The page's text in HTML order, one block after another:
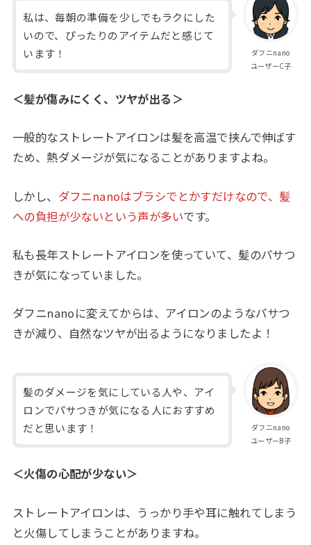
ダフニnano
ユーザーC子
私は、毎朝の準備を少しでもラクにした
いので、ぴったりのアイテムだと感じて
います！
＜髪が傷みにくく、ツヤが出る＞
一般的なストレートアイロンは髪を高温で挟んで伸ばす
ため、熱ダメージが気になることがありますよね。
しかし、 ダフニnanoはブラシでとかすだけなので、髪
への負担が少ないという声が多いです。
私も長年ストレートアイロンを使っていて、髪のパサつ
きが気になっていました。
ダフニnanoに変えてからは、アイロンのようなパサつ
きが減り、自然なツヤが出るようになりましたよ！
ダフニnano
ユーザーB子
髪のダメージを気にしている人や、アイ
ロンでパサつきが気になる人におすすめ
だと思います！
＜火傷の心配が少ない＞
ストレートアイロンは、うっかり手や耳に触れてしまう
と火傷してしまうことがありますね。